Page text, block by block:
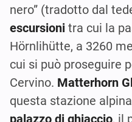
nero” (tradotto dal
escursioni tra cui la
Hörnlihütte, a 3260
cui si può proseguire
Cervino. Matterhorn
questa stazione